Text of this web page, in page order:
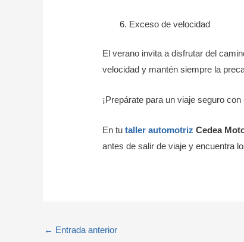
Exceso de velocidad
El verano invita a disfrutar del
velocidad y mantén siempre la
¡Prepárate para un viaje seguro
En tutaller automotriz Cedea
antes de salir de viaje y encuentra
← Entrada anterior